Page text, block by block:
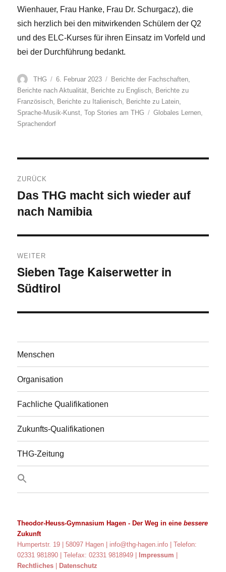
Wienhauer, Frau Hanke, Frau Dr. Schurgacz), die
sich herzlich bei den mitwirkenden Schülern der Q2
und des ELC-Kurses für ihren Einsatz im Vorfeld und
bei der Durchführung bedankt.
Autor
THG
Veröffentlicht
am
6. Februar 2023 Kategorien
Berichte der Fachschaften,
Berichte nach Aktualität, Berichte zu Englisch, Berichte zu
Französisch, Berichte zu Italienisch, Berichte zu Latein,
Sprache-Musik-Kunst,Top Stories am THG Schlagwörter
Globales Lernen,
Sprachendorf
ZURÜCK
Vorheriger
Beitrag:
Das THG macht sich wieder auf
nach Namibia
WEITER
Nächster
Beitrag:
Sieben Tage Kaiserwetter in
Südtirol
Menschen
Organisation
Fachliche Qualifikationen
Zukunfts-Qualifikationen
THG-Zeitung
Theodor-Heuss-Gymnasium Hagen - Der Weg in einebessere
Zukunft
Humpertstr. 19 | 58097 Hagen | info@thg-hagen.info
| Telefon:
02331 981890 | Telefax: 02331 9818949 |
Impressum
Rechtliches
Datenschutz